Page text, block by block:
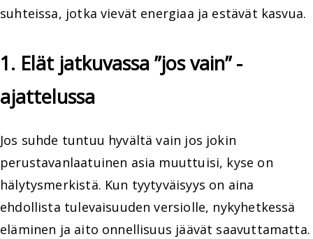
suhteissa, jotka vievät energiaa ja estävät kasvua.
1. Elät jatkuvassa ”jos vain” -
ajattelussa
Jos suhde tuntuu hyvältä vain jos jokin
perustavanlaatuinen asia muuttuisi, kyse on
hälytysmerkistä. Kun tyytyväisyys on aina
ehdollista tulevaisuuden versiolle, nykyhetkessä
eläminen ja aito onnellisuus jäävät saavuttamatta.